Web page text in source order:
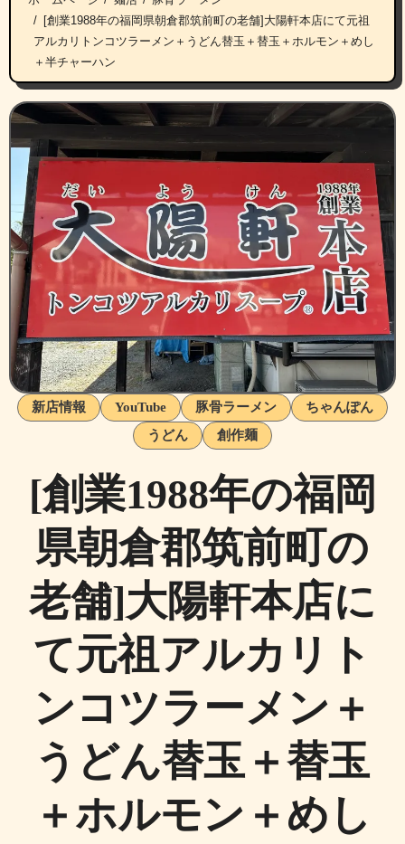
[創業1988年の福岡県朝倉郡筑前町の老舗]大陽軒本店にて元祖
アルカリトンコツラーメン＋うどん替玉＋替玉＋ホルモン＋めし
＋半チャーハン
新店情報 YouTube 豚骨ラーメン
ちゃんぽん
うどん
創作麺
[創業1988年の福岡
県朝倉郡筑前町の
老舗]大陽軒本店に
て元祖アルカリト
ンコツラーメン＋
うどん替玉＋替玉
＋ホルモン＋めし